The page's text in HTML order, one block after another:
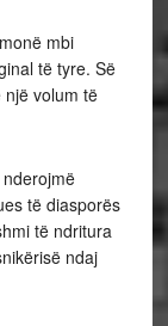
mbi
të tyre. Së
volum të
të diasporës
të ndritura
ndaj